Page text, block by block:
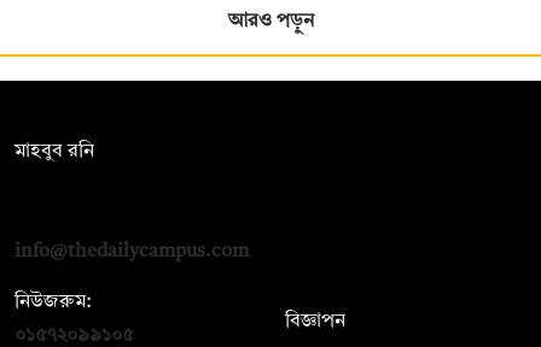
আরও পড়ুন
মাহবুব রনি
info@thedailycampus.com
নিউজরুম:
০১৫৭২০৯৯১০৫
বিজ্ঞাপন